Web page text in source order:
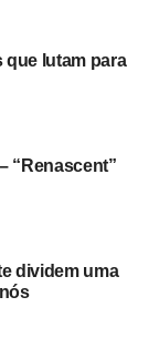
que lutam para
“Renascent”
dividem uma